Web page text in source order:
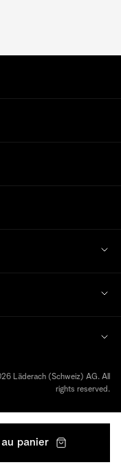
panier
Läderach (Schweiz) AG. All
rights reserved.